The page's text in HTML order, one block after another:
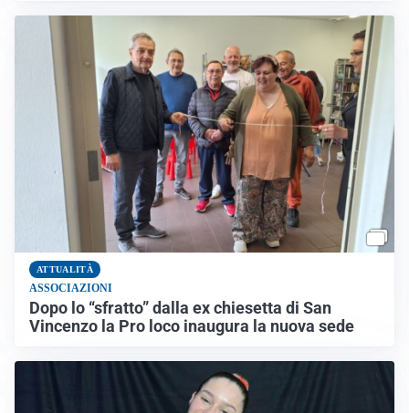
ATTUALITÀ
ASSOCIAZIONI
Dopo lo “sfratto” dalla ex chiesetta di San
Vincenzo la Pro loco inaugura la nuova sede